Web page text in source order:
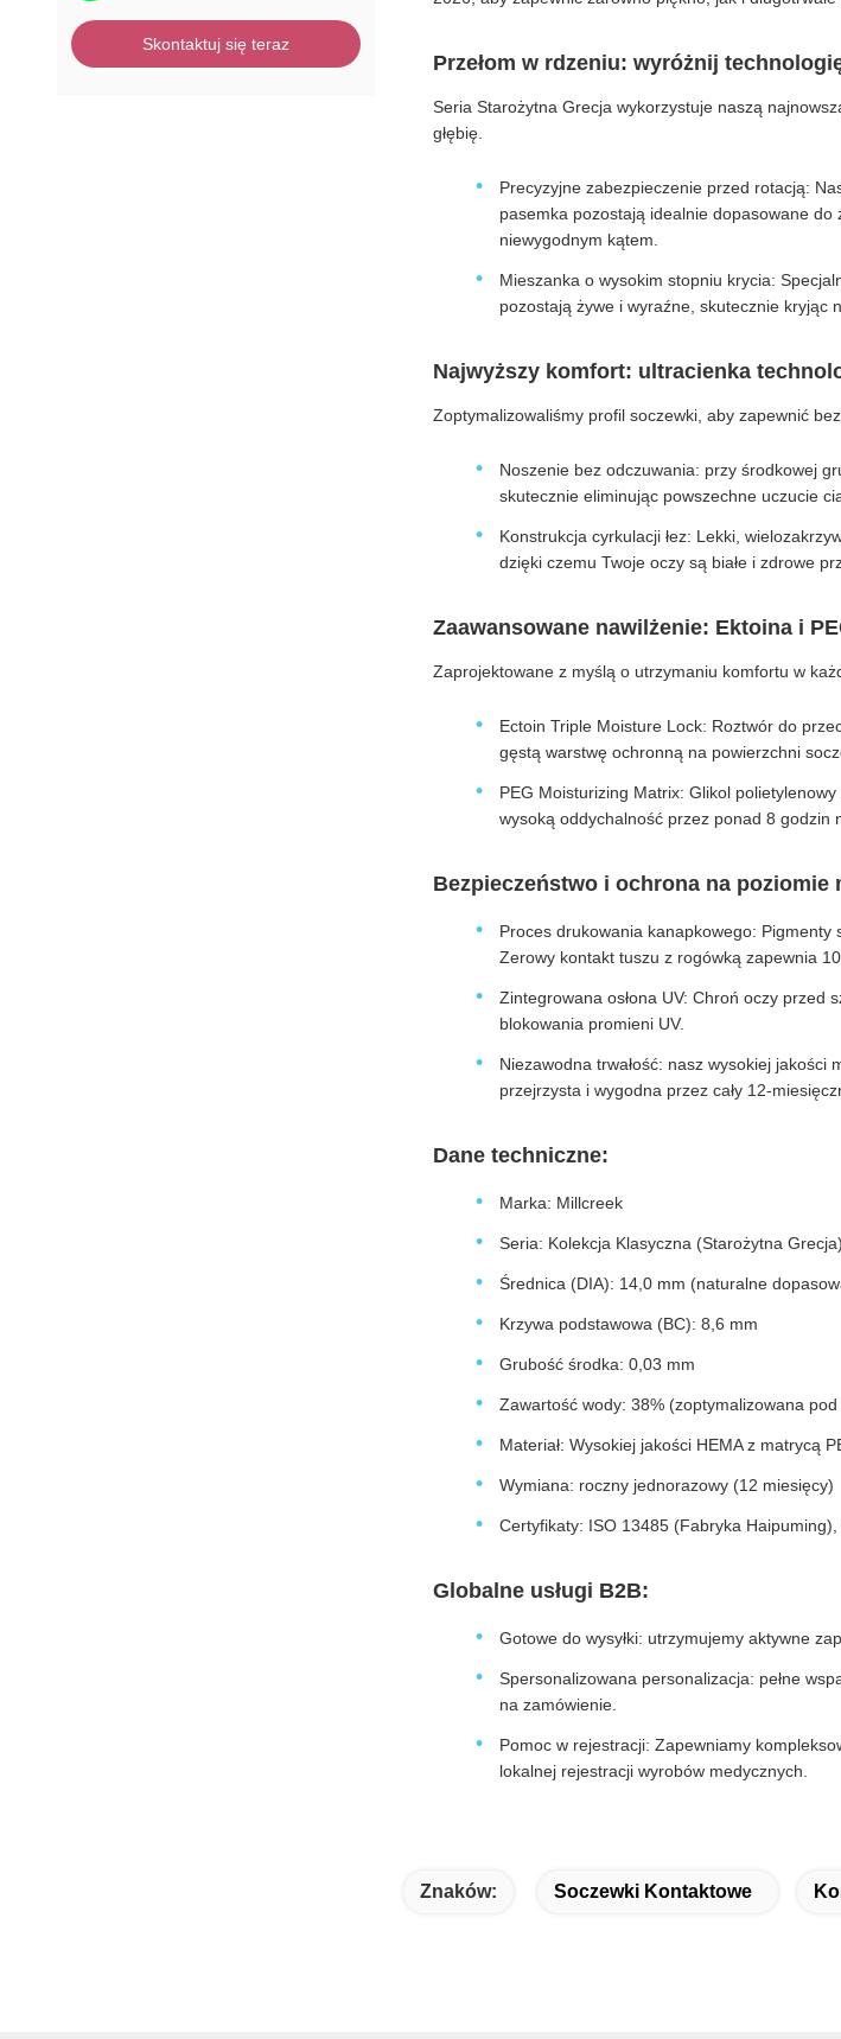
Skontaktuj się teraz
Przełom w rdzeniu: wyróżnij
Seria Starożytna Grecja wykorzystuje naszą
głębię.
Precyzyjne zabezpieczenie przed rotacją:
pasemka pozostają idealnie dopasowane
niewygodnym kątem.
Mieszanka o wysokim stopniu krycia:
pozostają żywe i wyraźne, skutecznie kryjąc
Najwyższy komfort: ultracienka
Zoptymalizowaliśmy profil soczewki, aby zapewnić
Noszenie bez odczuwania: przy środkowej
skutecznie eliminując powszechne uczucie
Konstrukcja cyrkulacji łez: Lekki,
dzięki czemu Twoje oczy są białe i zdrowe
Zaawansowane nawilżenie: Ektoina i
Zaprojektowane z myślą o utrzymaniu komfortu w
Ectoin Triple Moisture Lock: Roztwór do
gęstą warstwę ochronną na powierzchni
PEG Moisturizing Matrix: Glikol
wysoką oddychalność przez ponad 8 godzin
Bezpieczeństwo i ochrona na poziomie
Proces drukowania kanapkowego: Pigmenty
Zerowy kontakt tuszu z rogówką zapewnia
Zintegrowana osłona UV: Chroń oczy przed
blokowania promieni UV.
Niezawodna trwałość: nasz wysokiej jakości
przejrzysta i wygodna przez cały 12-
Dane techniczne:
Marka: Millcreek
Seria: Kolekcja Klasyczna (Starożytna Grecja)
Średnica (DIA): 14,0 mm (naturalne
Krzywa podstawowa (BC): 8,6 mm
Grubość środka: 0,03 mm
Zawartość wody: 38% (zoptymalizowana
Materiał: Wysokiej jakości HEMA z matrycą
Wymiana: roczny jednorazowy (12 miesięcy)
Certyfikaty: ISO 13485 (Fabryka
Globalne usługi B2B:
Gotowe do wysyłki: utrzymujemy aktywne
Spersonalizowana personalizacja: pełne
na zamówienie.
Pomoc w rejestracji: Zapewniamy
lokalnej rejestracji wyrobów medycznych.
Znaków: Soczewki Kontaktowe